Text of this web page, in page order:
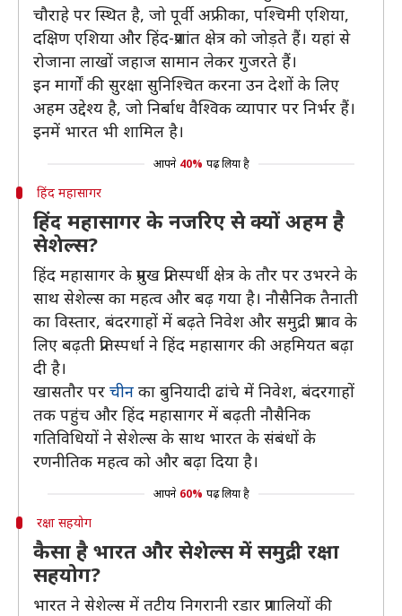
चौराहे पर स्थित है, जो पूर्वी अफ्रीका, पश्चिमी एशिया,
दक्षिण एशिया और हिंद-प्रशांत क्षेत्र को जोड़ते हैं। यहां से
रोजाना लाखों जहाज सामान लेकर गुजरते हैं।
इन मार्गों की सुरक्षा सुनिश्चित करना उन देशों के लिए
अहम उद्देश्य है, जो निर्बाध वैश्विक व्यापार पर निर्भर हैं।
इनमें भारत भी शामिल है।
आपने 40% पढ़ लिया है
हिंद महासागर
हिंद महासागर के नजरिए से क्यों अहम है
सेशेल्स?
हिंद महासागर के प्रमुख प्रतिस्पर्धी क्षेत्र के तौर पर उभरने के
साथ सेशेल्स का महत्व और बढ़ गया है। नौसैनिक तैनाती
का विस्तार, बंदरगाहों में बढ़ते निवेश और समुद्री प्रभाव के
लिए बढ़ती प्रतिस्पर्धा ने हिंद महासागर की अहमियत बढ़ा
दी है।
खासतौर पर चीन का बुनियादी ढांचे में निवेश, बंदरगाहों
तक पहुंच और हिंद महासागर में बढ़ती नौसैनिक
गतिविधियों ने सेशेल्स के साथ भारत के संबंधों के
रणनीतिक महत्व को और बढ़ा दिया है।
आपने 60% पढ़ लिया है
रक्षा सहयोग
कैसा है भारत और सेशेल्स में समुद्री रक्षा
सहयोग?
भारत ने सेशेल्स में तटीय निगरानी रडार प्रणालियों की